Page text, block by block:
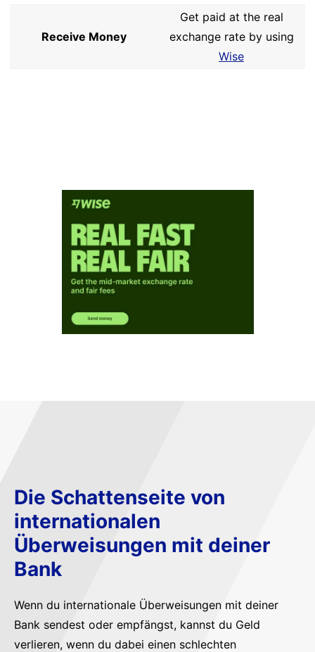
Receive Money
Get paid at the real
exchange rate by using
Wise
Die Schattenseite von
internationalen
Überweisungen mit deiner
Bank
Wenn du internationale Überweisungen mit deiner
Bank sendest oder empfängst, kannst du Geld
verlieren, wenn du dabei einen schlechten